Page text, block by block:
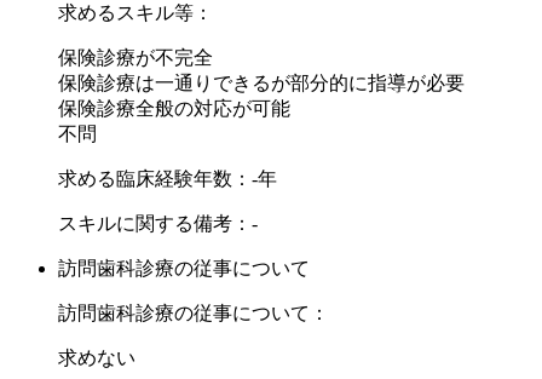
求めるスキル等：
保険診療が不完全
保険診療は一通りできるが部分的に指導が必要
保険診療全般の対応が可能
不問
求める臨床経験年数：-年
スキルに関する備考：-
訪問歯科診療の従事について
訪問歯科診療の従事について：
求めない